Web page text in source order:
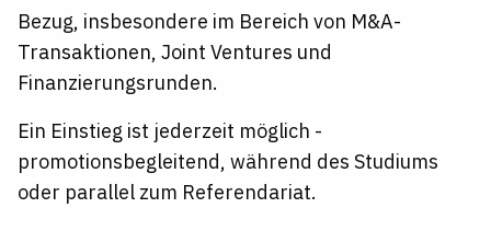
Bezug, insbesondere im Bereich von M&A-
Transaktionen, Joint Ventures und
Finanzierungsrunden.
Ein Einstieg ist jederzeit möglich -
promotionsbegleitend, während des Studiums
oder parallel zum Referendariat.